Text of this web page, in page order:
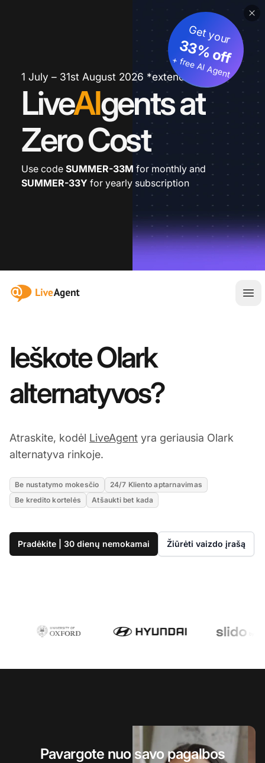
1 July – 31st August 2026 *extended
LiveAIgents at
Zero Cost
Get your
33% off
+ free AI Agent
Use code SUMMER-33M for monthly and
SUMMER-33Y for yearly subscription
:site.title
Ieškote Olark
alternatyvos?
Atraskite, kodėl LiveAgent yra geriausia Olark
alternatyva rinkoje.
Be nustatymo mokesčio
24/7 Kliento aptarnavimas
Be kredito kortelės
Atšaukti bet kada
Pradėkite | 30 dienų nemokamai Žiūrėti vaizdo įrašą
Pavargote nuo savo pagalbos